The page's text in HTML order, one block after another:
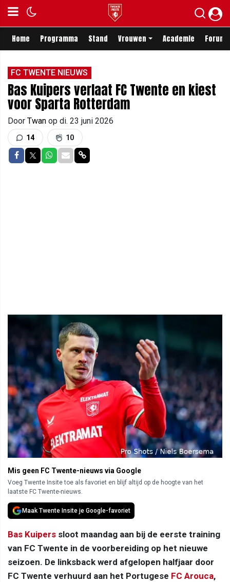
Home Programma Stand Vrouwen Academie Forum
FC TWENTE NIEUWS
Bas Kuipers verlaat FC Twente en kiest
voor Sparta Rotterdam
Door Twan op di. 23 juni 2026
14 10
Delen op Facebook
Delen op Twitter
Delen op Whatsapp
Delen via Mail
Delen via link
Mis geen FC Twente-nieuws via Google
Voeg Twente Insite toe als favoriet en blijf altijd op de hoogte van het
laatste FC Twente-nieuws.
Maak Twente Insite je Google-favoriet
Bas Kuipers sloot maandag aan bij de eerste training
van FC Twente in de voorbereiding op het nieuwe
seizoen. De linksback werd afgelopen halfjaar door
FC Twente verhuurd aan het Portugese FC Arouca,